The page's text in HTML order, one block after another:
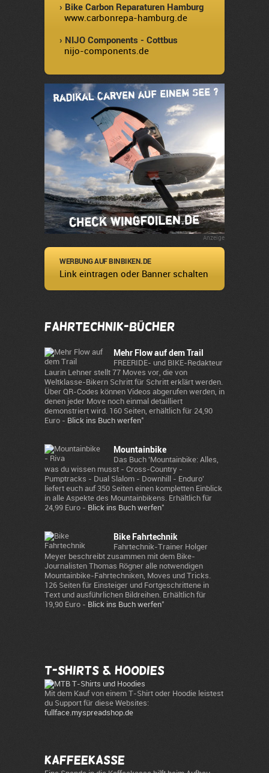
› Bike Carbon Reparaturen Hamburg
www.carbonrepa-hamburg.de
› NIJO Components - Cottbus
nijo-components.de
Anzeige
WERBUNG AUF BINBIKEN.DE
Link eintragen oder Banner schalten
Fahrtechnik-Bücher
Mehr Flow auf dem Trail
FREERIDE- und BIKE-Redakteur
Laurin Lehner stellt 77 Moves vor, die von
Weltklasse-Bikern Schritt für Schritt erklärt werden.
Über QR-Codes können Videos abgerufen werden, in
denen jeder Move noch einmal detailliert
demonstriert wird. 160 Seiten, erhältlich für 24,90
Euro - Blick ins Buch werfen*
Mountainbike
Das Buch 'Mountainbike: Alles,
was du wissen musst - Cross-Country -
Pumptracks - Dual Slalom - Downhill - Enduro'
liefert euch auf 350 Seiten einen kompletten Einblick
in alle Aspekte des Mountainbikens. Erhältlich für
24,99 Euro - Blick ins Buch werfen*
Bike Fahrtechnik
Fahrtechnik-Trainer Holger
Meyer beschreibt zusammen mit dem Bike-
Journalisten Thomas Rögner alle notwendigen
Mountainbike-Fahrtechniken, Moves und Tricks.
126 Seiten für Einsteiger und Fortgeschrittene in
Text und ausführlichen Bildreihen. Erhältlich für
19,90 Euro - Blick ins Buch werfen*
T-Shirts & Hoodies
Mit dem Kauf von einem T-Shirt oder Hoodie leistest
du Support für diese Websites:
fullface.myspreadshop.de
Kaffeekasse